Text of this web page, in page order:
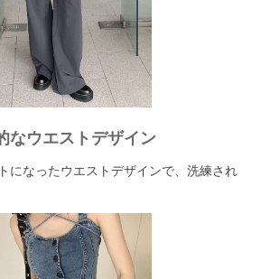
なウエストデザイン
になったウエストデザインで、洗練され